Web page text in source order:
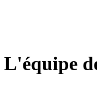
L'équipe